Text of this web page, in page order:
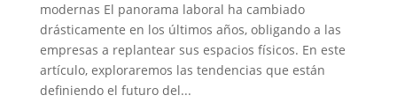
modernas El panorama laboral ha cambiado
drásticamente en los últimos años, obligando a las
empresas a replantear sus espacios físicos. En este
artículo, exploraremos las tendencias que están
definiendo el futuro del...